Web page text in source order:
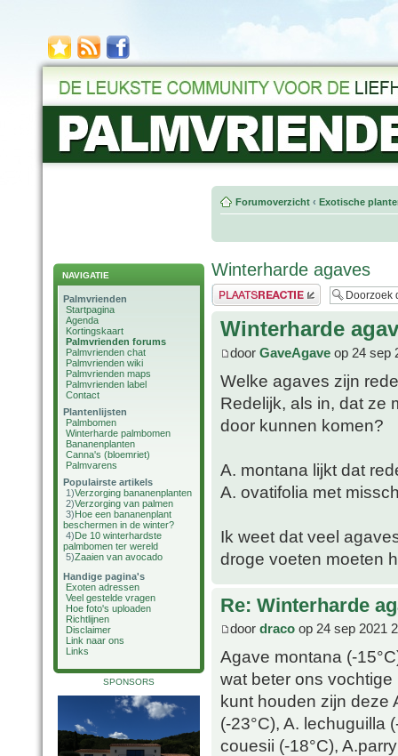
NAVIGATIE
Palmvrienden
Startpagina
Agenda
Kortingskaart
Palmvrienden forums
Palmvrienden chat
Palmvrienden wiki
Palmvrienden maps
Palmvrienden label
Contact
Plantenlijsten
Palmbomen
Winterharde palmbomen
Bananenplanten
Canna's (bloemriet)
Palmvarens
Populairste artikels
1)Verzorging bananenplanten
2)Verzorging van palmen
3)Hoe een bananenplant
beschermen in de winter?
4)De 10 winterhardste
palmbomen ter wereld
5)Zaaien van avocado
Handige pagina's
Exoten adressen
Veel gestelde vragen
Hoe foto's uploaden
Richtlijnen
Disclaimer
Link naar ons
Links
SPONSORS
Forumoverzicht ‹ Exotische
Winterharde agaves
Plaats een reactie
Winterharde
door GaveAgave op 24 sep
Welke agaves zijn
Redelijk, als in, dat ze
door kunnen komen?
A. montana lijkt dat
A. ovatifolia met
Ik weet dat veel
droge voeten moeten
Re: Winterharde
door draco op 24 sep 2021
Agave montana (-
wat beter ons
kunt houden zijn deze
(-23°C), A. lechuguilla
couesii (-18°C),